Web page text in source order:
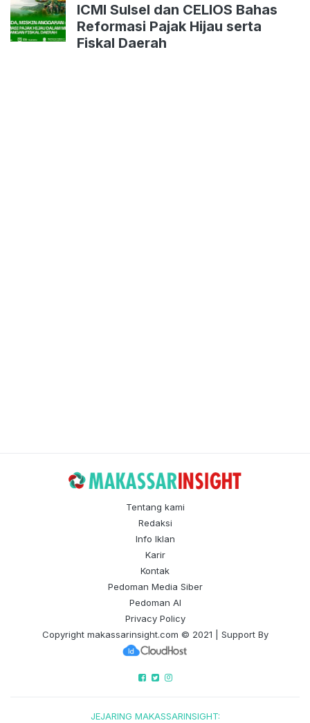
ICMI Sulsel dan CELIOS Bahas
Reformasi Pajak Hijau serta
Fiskal Daerah
Tentang kami
Redaksi
Info Iklan
Karir
Kontak
Pedoman Media Siber
Pedoman AI
Privacy Policy
Copyright makassarinsight.com © 2021 | Support By
JEJARING MAKASSARINSIGHT: